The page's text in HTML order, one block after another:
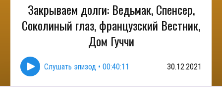
Закрываем долги: Ведьмак, Спенсер,
Соколиный глаз, французский Вестник,
Дом Гуччи
Слушать эпизод • 00:40:11 30.12.2021